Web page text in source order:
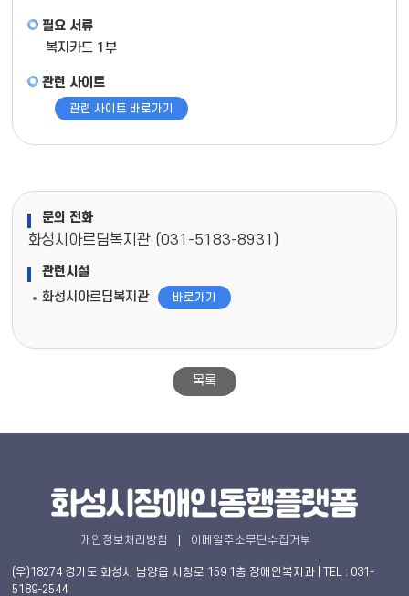
필요 서류
복지카드 1부
관련 사이트
관련 사이트 바로가기
문의 전화
화성시아르딤복지관 (031-5183-8931)
관련시설
화성시아르딤복지관
바로가기
목록
개인정보처리방침 이메일주소무단수집거부
(우)18274 경기도 화성시 남양읍 시청로 159 1층 장애인복지과 | TEL : 031-
5189-2544